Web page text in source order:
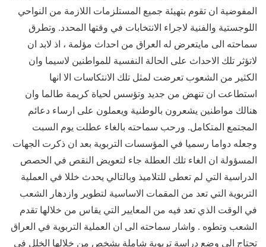
المفوضية ان تقوم بتهيئة جميع المستلزمات اللازمة من النواحي
اللوجستية والفنية لاجراء الانتخابات في وقتها المحدد. وتطرق
سماحته الى مايتعرض له العراق من احداث مؤلمة ، اذ لابد ان
لاتؤثر تلك الاحداث على الحالة النفسية للمواطنين لاسيما وان
الكثير من الشعوب تعرضت لمثل تلك الانتكاسات الا انها
استطاعت ان تنهض من جديد وتؤسس لحياة كريمة طالما وان
هنالك مواطنين يشعرون بالوطنية ويعملون على ارساء دعائم
المجتمع المتكامل. ورحب سماحته بالغاء عطلت يوم السبت
وجعله دواما رسميا في المؤسسات التربوية بعد ان ذكرت الجهات
المسؤولة ان الغاء تلك العطلة جاء لتعويض النقص في الحصص
الدراسية التي لم تعطى للتلاميذ وبالتالي يحدث خللا في العملية
التربوية التي تعد من المقمات الاساسية لتطوير وازدهار الشعب
في الوقت الذي تعد فيه من المعايير التي يقاس من خلالها تقدم
الشعب وتطوه . واشار سماحته الى ان العملية التربوية في العراق
تحتاج الى وضع دراسة تربوية شاملة يشخص من خلالها الخلل في